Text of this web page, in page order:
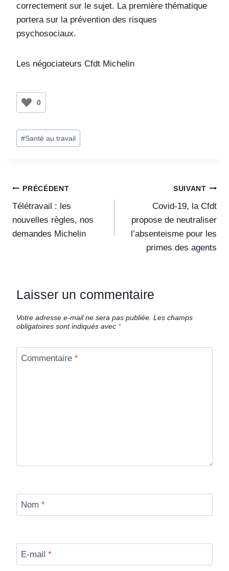
correctement sur le sujet. La première thématique
portera sur la prévention des risques
psychosociaux.
Les négociateurs Cfdt Michelin
0
#Santé au travail
PRÉCÉDENT
Télétravail : les
nouvelles règles, nos
demandes Michelin
SUIVANT
Covid-19, la Cfdt
propose de neutraliser
l’absenteisme pour les
primes des agents
Laisser un commentaire
Votre adresse e-mail ne sera pas publiée. Les champs
obligatoires sont indiqués avec *
Commentaire *
Nom *
E-mail *